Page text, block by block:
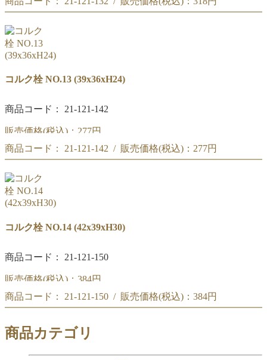
コルク栓 NO.12
コルク栓 NO.12
(36x33xH30)
コルク栓 NO.13 (39x36xH24)
商品コード： 21-121-142
販売価格(税込)： 277円
コルク栓 NO.13
商品コード： 21-121-142 / 販売価格(税込)： 277円
コルク栓 NO.13
(39x36xH24)
コルク栓 NO.14 (42x39xH30)
商品コード： 21-121-150
販売価格(税込)： 384円
コルク栓 NO.14
商品コード： 21-121-150 / 販売価格(税込)： 384円
(42x39xH30)
商品カテゴリ